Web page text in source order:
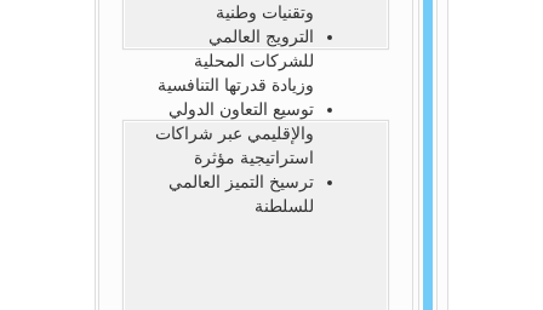
وتقنيات وطنية
الترويج العالمي
للشركات المحلية
وزيادة قدرتها التنافسية
توسيع التعاون الدولي
والإقليمي عبر شراكات
استراتيجية مؤثرة
ترسيخ التميز العالمي
للسلطنة